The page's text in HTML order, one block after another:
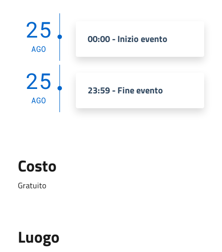
25
AGO
00:00 - Inizio evento
25
AGO
23:59 - Fine evento
Costo
Gratuito
Luogo